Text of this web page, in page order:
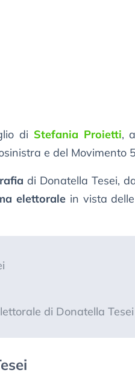
di Stefania Proietti,
e del Movimento
di Donatella Tesei,
elettorale in vista
di Donatella Tesei